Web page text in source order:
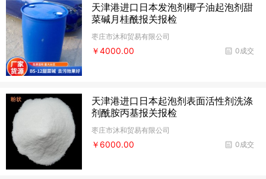
天津港进口日本发泡剂椰子油起泡剂甜
菜碱月桂酰报关报检
枣庄市沐和贸易有限公司
0成交
￥4000.00
天津港进口日本起泡剂表面活性剂洗涤
剂酰胺丙基报关报检
枣庄市沐和贸易有限公司
0成交
￥6000.00